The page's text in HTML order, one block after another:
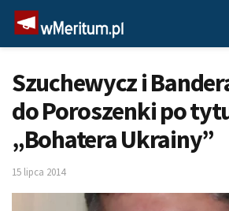
Szuchewycz i
do Poroszenki po
„Bohatera Ukrainy”
15 lipca 2014